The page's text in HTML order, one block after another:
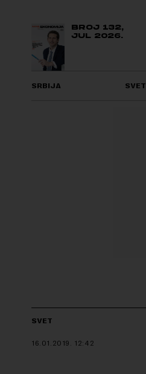
BROJ 132,
JUL 2026.
SRBIJA SVET
SVET
16.01.2019. 12:42